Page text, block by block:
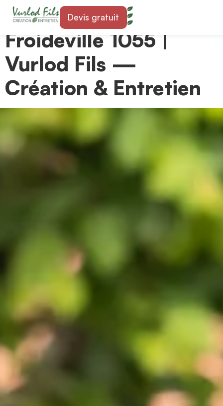
Devis gratuit
Paysagiste à
Froideville 1055 |
Vurlod Fils —
Création & Entretien